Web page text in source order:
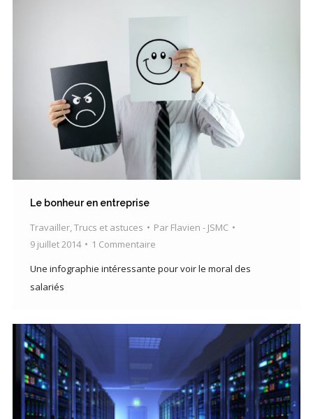
Le bonheur en entreprise
Travailler,Trucs et astuces Par Flavien - JSMC
9 juillet 2014
1 Commentaire
Une infographie intéressante pour voir le moral des
salariés